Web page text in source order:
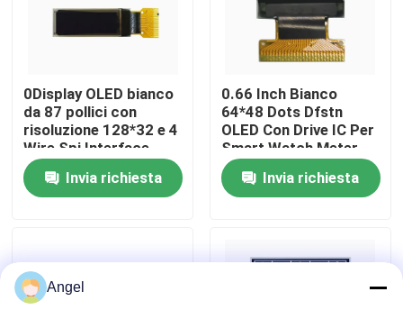
Circa noi
Controllo di qualità
Contattici
Esposizione LCD di TFT
0Display OLED bianco
da 87 pollici con
risoluzione 128*32 e 4
Wire Spi Interface
Invia richiesta
0.66 Inch Bianco
64*48 Dots Dfstn
OLED Con Drive IC Per
Smart Watch Meter
Screen
Invia richiesta
Angel